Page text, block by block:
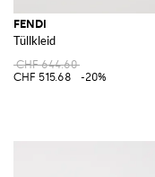
FENDI
Tüllkleid
CHF 644.60
CHF 515.68
-20%